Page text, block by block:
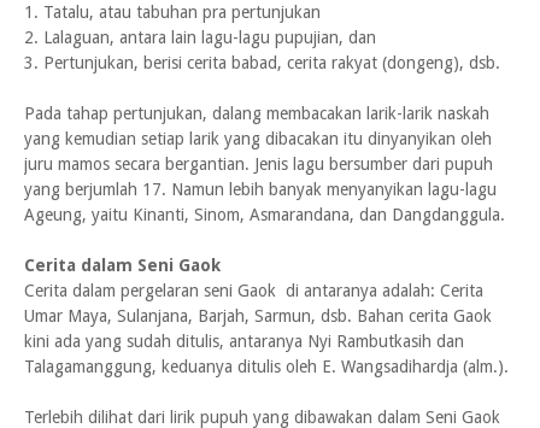
1. Tatalu, atau tabuhan pra pertunjukan
2. Lalaguan, antara lain lagu-lagu pupujian, dan
3. Pertunjukan, berisi cerita babad, cerita rakyat (dongeng), dsb.
Pada tahap pertunjukan, dalang membacakan larik-larik naskah
yang kemudian setiap larik yang dibacakan itu dinyanyikan oleh
juru mamos secara bergantian. Jenis lagu bersumber dari pupuh
yang berjumlah 17. Namun lebih banyak menyanyikan lagu-lagu
Ageung, yaitu Kinanti, Sinom, Asmarandana, dan Dangdanggula.
Cerita dalam Seni Gaok
Cerita dalam pergelaran seni Gaok di antaranya adalah: Cerita
Umar Maya, Sulanjana, Barjah, Sarmun, dsb. Bahan cerita Gaok
kini ada yang sudah ditulis, antaranya Nyi Rambutkasih dan
Talagamanggung, keduanya ditulis oleh E. Wangsadihardja (alm.).
Terlebih dilihat dari lirik pupuh yang dibawakan dalam Seni Gaok